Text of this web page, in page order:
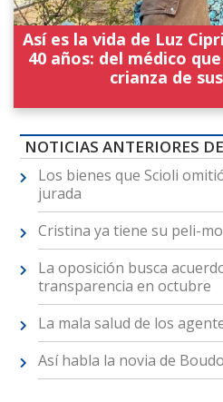
Así es la vida de Luz
40 años: del médico
crianza de
NOTICIAS ANTERIORES
Los bienes que Scioli
jurada
Cristina ya tiene su peli-
La oposición busca
transparencia en octubre
La mala salud de los
Así habla la novia de